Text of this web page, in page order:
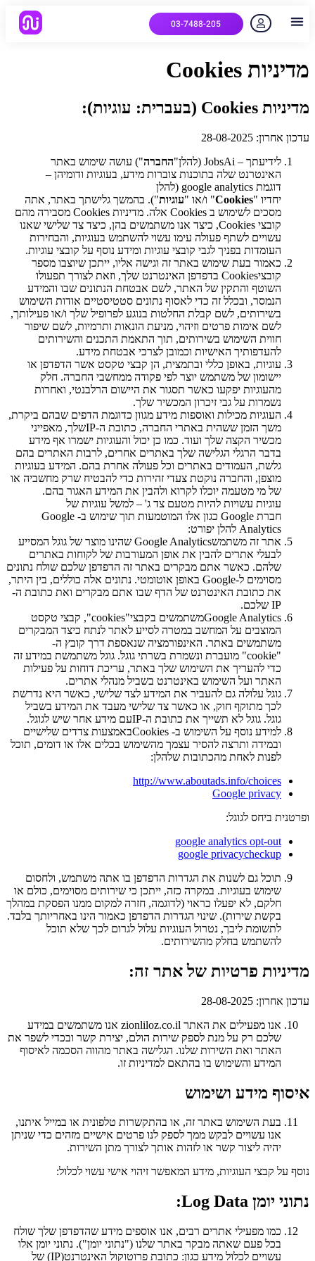
03-7488-205
מדיניות Cookies
מדיניות Cookies (בעברית: עוגיות):
עדכון אחרון: 28-08-2025
לידיעתך – JobsAi (להלן"
החברה") עושה שימוש באתר
האינטרנט שלה בתוכנות צוברות מידע, בעוגיות ודומיהן –
דוגמת google analytics (להלן
יחדיו "Cookies" ו/או "עוגיות"). בהמשך גלישתך באתר, אתה
מסכים לשימוש ב Cookies אלה. מדיניות Cookies מסבירה מהם
קובצי Cookies, כיצד אנו משתמשים בהן, כיצד צד שלישי שאנו
עשויים לשתף פעולה עימו עשוי להשתמש בעוגיות, והבחירות
העומדות בפניך לגבי קובצי עוגיות ומידע נוסף על קובצי עוגיות.
כאמור בעת שימוש באתר זה וגישה אליו, ייתכן שיוצבו מספר
קובציCookies בדפדפן האינטרנט שלך, וזאת לצורך תפעולו
השוטף והתקין של האתר, לשם אבטחת הנתונים שבו והמידע
הנמסר, ובכלל זה כדי לאסוף נתונים סטטיסטיים אודות השימוש
בשירותים, לשם קבלת החלטות בנוגע לפרופיל שלך ו/או פעילותך,
לשם אימות פרטים וזיהוי, מניעת הונאות ותרמיות, לשם שיפור
חווית השימוש בשירותים, תוך התאמת התכנים והשירותים
להעדפותיך האישיות וכמובן לצרכי אבטחת מידע.
עוגיות, באופן כללי ובתמצית, הן קבצי טקסט אשר הדפדפן או
יישומון של משתמש יוצר לפי פקודה ממחשבי החברה. חלק
מהעוגיות יפקעו כאשר תסגור את היישום הרלבנטי, ואחרות
נשמרות על גבי זיכרון המכשיר שלך.
העוגיות מכילות ואוספות מידע מגוון כדוגמת הדפים שבהם ביקרת,
משך הזמן ששהית באתרי החברה, כתובת ה-IPשלך, מאפייני
מכשיר הקצה שלך ועוד. כמו כן יכול והעוגיות ישמרו אף מידע
בדבר הרגלי הגלישה שלך באתרים אחרים, לרבות האתרים בהם
גלשת, העמודים באתרים וכל פעולה אחרת בהם. המידע בעוגיות
מוצפן, והחברה נוקטת צעדי זהירות כדי להבטיח שרק מחשביה או
של מי מטעמה יוכלו לקרוא ולהבין את המידע האגור בהם.
עוגיות עשויות להיות מטעם צד ג' – למשל עוגיות של
חברת Google כגון אלו המוטמעות תוך שימוש ב- Google
Analytics להלן יפורט:
אתר זה משתמשGoogle Analytics שהינו מוצר של גוגל המסייע
לבעלי אתרים להבין את אופן המעורבות של לקוחות באתרים
שלהם. כאשר אתם מבקרים באתר זה הדפדפן שלכם שולח נתונים
מסוימים ל-Google באופן אוטומטי. נתונים אלה כוללים, בין היתר,
את כתובת האינטרנט של הדף שבו אתם מבקרים ואת כתובת ה-
IP שלכם.
Google Analyticsמשתמשים בקבצי"cookies", קבצי טקסט
המוצבים על המחשב במטרה לסייע לאתר לנתח כיצד המבקרים
משתמשים באתר. האינפורמציה שנאספת דרך קובץ ה-
"cookie" מועברת ונשמרת בשרתי גוגל. גוגל משתמשת במידע זה
כדי להעריך את השימוש שלך באתר, עריכת דוחות על פעילות
האתר ועל השימוש באינטרנט בשביל מנהלי אתרים.
גוגל עלולה גם להעביר את המידע לצד שלישי, כאשר היא נדרשת
לכך מתוקף חוק, או כאשר צד שלישי מעבד את המידע בשביל
גוגל. גוגל לא תשייך את כתובת ה-IPעם מידע אחר שיש לגוגל.
למידע נוסף על השימוש ב- Cookiesבאמצעות צדדים שלישיים
ובמידה ותרצה להסיר עצמך מהשימוש בכלים אלו או דומים, תוכל
לפנות לאחת מהכתובות שלהלן:
http://www.aboutads.info/choices
Google privacy
ופרטנית ביחס לגוגל:
google analytics opt-out
google privacycheckup
תוכל גם לשנות את הגדרות הדפדפן בו אתה משתמש, ולחסום
שימוש בעוגיות. במקרה כזה, ייתכן כי שירותים מסוימים, כולם או
חלקם, לא יפעלו כראוי (לדוגמה, חזרה למקום ממנו הפסקת במהלך
בקשת שירות). שינוי הגדרות הדפדפן כאמור הינו באחריותך בלבד.
לתשומת ליבך, נטרול העוגיות עלול לגרום לכך שלא תוכל
להשתמש בחלק מהשירותים.
מדיניות פרטיות של אתר זה:
עדכון אחרון: 28-08-2025
אנו מפעילים את האתר zionliloz.co.il אנו משתמשים במידע
שלכם רק על מנת לספק שירות הולם, יצירת קשר ובכדי לשפר את
האתר ואת השירות שלנו. הגלישה באתר מהווה הסכמה לאיסוף
המידע והשימוש בו בהתאם למדיניות זו.
איסוף מידע ושימוש
בעת השימוש באתר זה, או בהתקשרות טלפונית או במייל איתנו,
אנו עשויים לבקש ממך לספק לנו פרטים אישיים מזהים כדי שניתן
יהיה ליצור קשר או לזהות אותך לצורך מתן השירות.
נוסף על קבצי העוגיות, מידע המאפשר זיהוי אישי עשוי לכלול:
נתוני יומן Log Data:
כמו מפעילי אתרים רבים, אנו אוספים מידע שהדפדפן שלך שולח
בכל פעם שאתה מבקר באתר שלנו ("נתוני יומן"). נתוני יומן אלו
עשויים לכלול מידע כגון: כתובת פרוטוקול האינטרנט(IP) של